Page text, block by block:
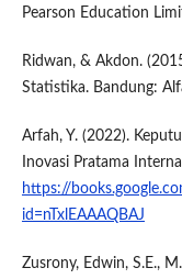
Pearson Education
Ridwan, & Akdon.
Statistika. Bandung:
Arfah, Y. (2022).
Inovasi Pratama
https://
id=nTxlEAAAQBAJ
Zusrony, Edwin, S.E.,